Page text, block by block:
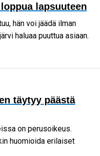
lapsuuteen
hän voi jäädä ilman
haluaa puuttua asiaan.
täytyy päästä
on perusoikeus.
huomioida erilaiset